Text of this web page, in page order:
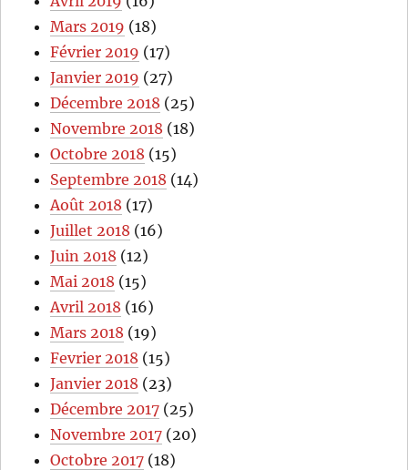
Mars 2019 (18)
Février 2019 (17)
Janvier 2019 (27)
Décembre 2018 (25)
Novembre 2018 (18)
Octobre 2018 (15)
Septembre 2018 (14)
Août 2018 (17)
Juillet 2018 (16)
Juin 2018 (12)
Mai 2018 (15)
Avril 2018 (16)
Mars 2018 (19)
Fevrier 2018 (15)
Janvier 2018 (23)
Décembre 2017 (25)
Novembre 2017 (20)
Octobre 2017 (18)